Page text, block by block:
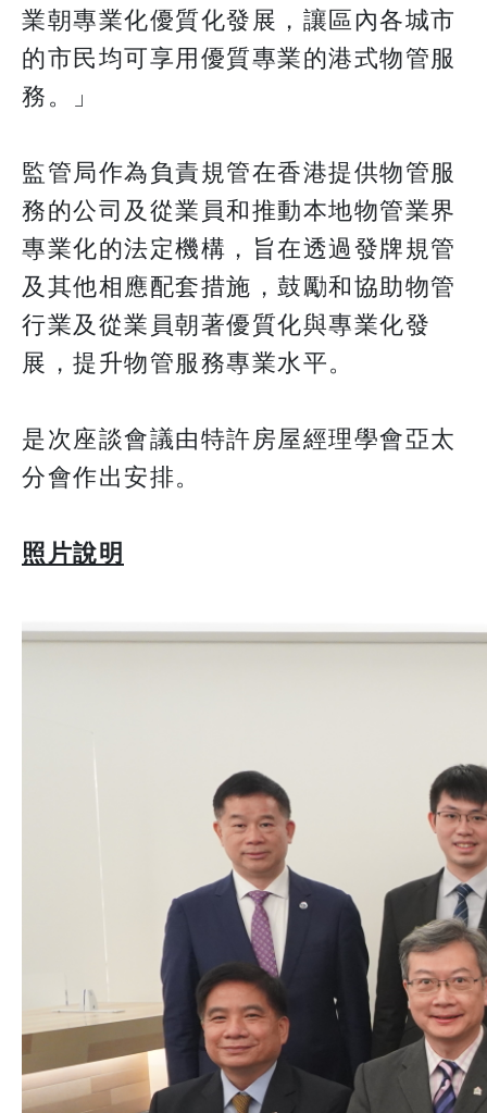
業朝專業化優質化發展，讓區內各城市
的市民均可享用優質專業的港式物管服
務。」
監管局作為負責規管在香港提供物管服
務的公司及從業員和推動本地物管業界
專業化的法定機構，旨在透過發牌規管
及其他相應配套措施，鼓勵和協助物管
行業及從業員朝著優質化與專業化發
展，提升物管服務專業水平。
是次座談會議由特許房屋經理學會亞太
分會作出安排。
照片說明